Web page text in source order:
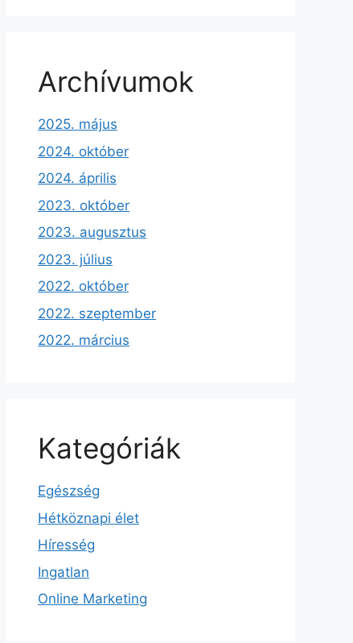
Archívumok
2025. május
2024. október
2024. április
2023. október
2023. augusztus
2023. július
2022. október
2022. szeptember
2022. március
Kategóriák
Egészség
Hétköznapi élet
Híresség
Ingatlan
Online Marketing